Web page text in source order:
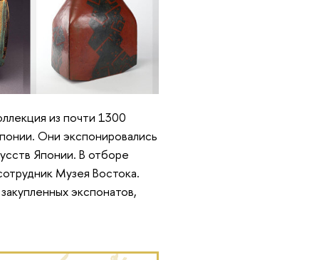
из почти 1300
Они экспонировались
Японии. В отборе
Музея Востока.
экспонатов,